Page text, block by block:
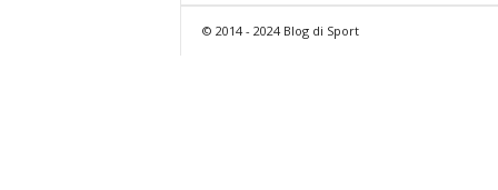
© 2014 - 2024 Blog di Sport